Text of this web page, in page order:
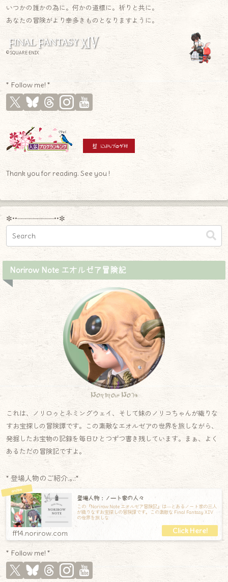
いつかの誰かの為に。何かの道標に。祈りと共に。
あなたの冒険がより幸多きものとなりますように。
© SQUARE ENIX
* Follow me! *
Thank you for reading. See you !
✼••┈┈┈┈┈┈┈┈┈••✼
Norirow Note エオルゼア冒険記
Norirow Note
これは、ノリロゥとネミングウェイ、そして妹のノリコちゃんが織りな
すお宝探しの冒険譚です。この素敵なエオルゼアの世界を旅しながら、
発掘したお宝物の記録を毎日ひとつずつ書き残しています。まぁ、よく
あるただの冒険記ですよ。
* 登場人物のご紹介.｡.:*
登場人物：ノート家の人々
この『Norirow Note エオルゼア冒険記』は―とあるノート家の三人
が織りなすお宝探しの冒険譚です。この素敵な Final Fantasy XIV
の世界を旅しな
ff14.norirow.com
* Follow me! *